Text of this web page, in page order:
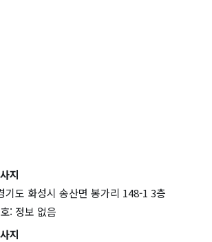
지
기도 화성시 송산면 봉가리 148-1 3층
: 정보 없음
지